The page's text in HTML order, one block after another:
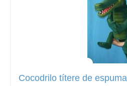
Cocodrilo títere de espuma